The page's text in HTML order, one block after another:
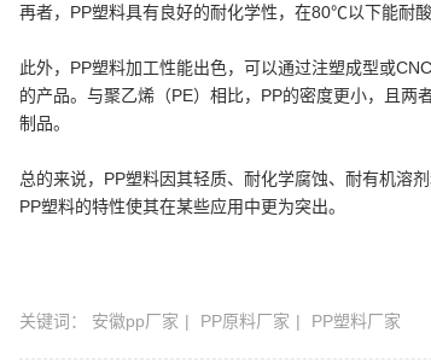
再者，PP塑料具有良好的耐化学性，在80℃以下能耐
此外，PP塑料加工性能出色，可以通过注塑成型或
的产品。与聚乙烯（PE）相比，PP的密度更小，且
制品。
总的来说，PP塑料因其轻质、耐化学腐蚀、耐有机溶
PP塑料的特性使其在某些应用中更为突出。
关键词： 安徽pp厂家 PP原料厂家 PP塑料厂家